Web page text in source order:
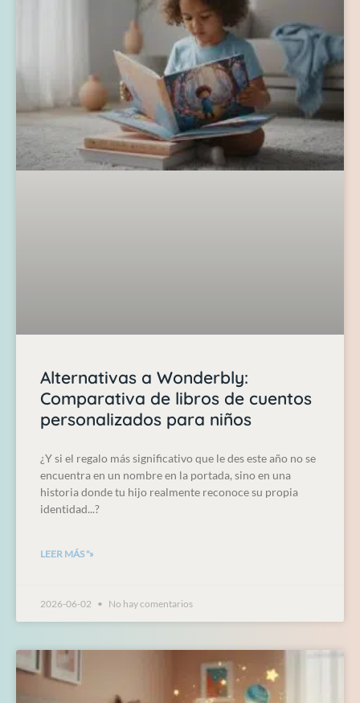
Alternativas a Wonderbly:
Comparativa de libros de cuentos
personalizados para niños
¿Y si el regalo más significativo que le des este año no se
encuentra en un nombre en la portada, sino en una
historia donde tu hijo realmente reconoce su propia
identidad...?
LEER MÁS "»
2026-06-02 No hay comentarios